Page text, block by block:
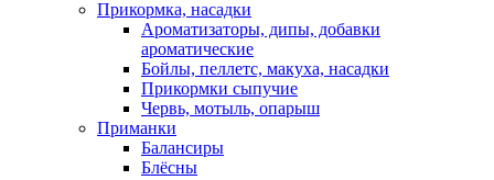
Прикормка, насадки
Ароматизаторы, дипы, добавки
ароматические
Бойлы, пеллетс, макуха, насадки
Прикормки сыпучие
Червь, мотыль, опарыш
Приманки
Балансиры
Блёсны